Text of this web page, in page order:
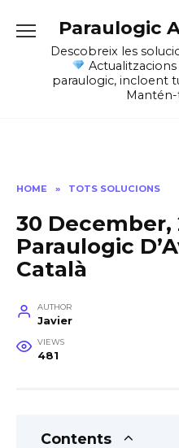
content
Paraulogic
Descobreix les
paraulogic, incloent
Mantén-
HOME » TOTS SOLUCIONS
30 December,
Paraulogic
Català
AUTHOR
Javier
VIEWS
481
Contents